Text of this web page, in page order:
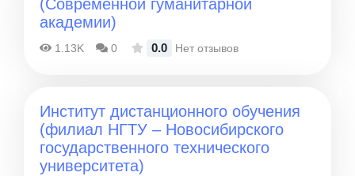
(Современной гуманитарной
академии)
1.13K 0 0.0 Нет отзывов
Институт дистанционного обучения
(филиал НГТУ – Новосибирского
государственного технического
университета)